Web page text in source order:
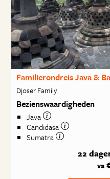
Familierondreis Java &
Djoser Family
Bezienswaardigheden
Java
Candidasa
Sumatra
22
va